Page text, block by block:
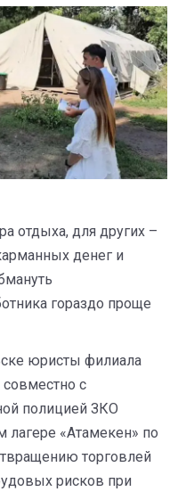
отдыха, для других –
денег и
гораздо проще
юристы филиала
с
полицией ЗКО
лагере «Атамекен» по
торговлей
рисков при